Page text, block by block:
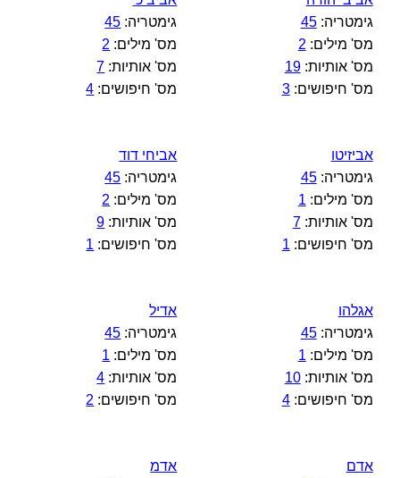
גימטריה:45
מס' מילים: 2
מס' אותיות:19
מס' חיפושים:3
גימטריה: 45
מס' מילים: 2
מס' אותיות: 7
מס' חיפושים: 4
אביזיטו
גימטריה:45
מס' מילים: 1
מס' אותיות:7
מס' חיפושים: 1
אביחי דוד
גימטריה: 45
מס' מילים: 2
מס' אותיות: 9
מס' חיפושים: 1
אגלהו
גימטריה:45
מס' מילים: 1
מס' אותיות:10
מס' חיפושים:4
אדיל
גימטריה: 45
מס' מילים: 1
מס' אותיות: 4
מס' חיפושים: 2
אדם
אדמ